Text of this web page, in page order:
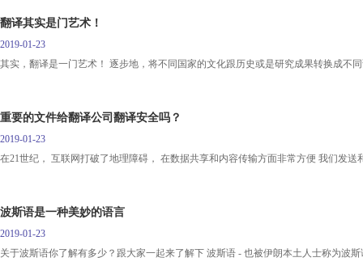
翻译其实是门艺术！
2019-01-23
其实，翻译是一门艺术！ 逐步地，将不同国家的文化跟历史或是研究成果转换成不
重要的文件给翻译公司翻译安全吗？
2019-01-23
在21世纪， 互联网打破了地理障碍， 在数据共享和内容传输方面非常方便 我们发
波斯语是一种美妙的语言
2019-01-23
关于波斯语你了解有多少？跟大家一起来了解下 波斯语 - 也被伊朗本土人士称为波